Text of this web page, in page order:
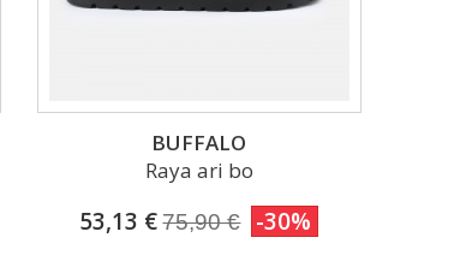
BUFFALO
Raya ari bo
53,13 € 75,90 € -30%